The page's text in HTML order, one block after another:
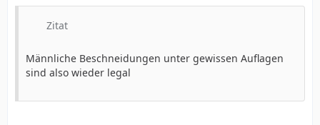
Zitat
Männliche Beschneidungen unter gewissen Auflagen
sind also wieder legal